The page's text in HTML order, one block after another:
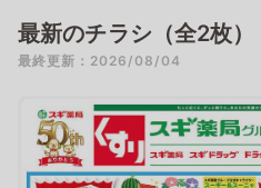
最新のチラシ（全2枚）
最終更新：2026/08/04